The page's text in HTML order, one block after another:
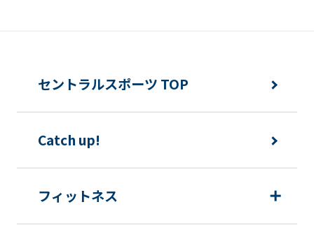
セントラルスポーツ TOP
Catch up!
フィットネス